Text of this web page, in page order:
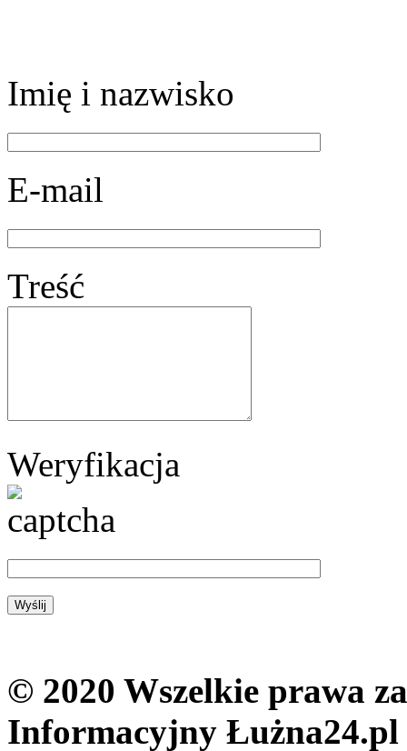
Imię i nazwisko
E-mail
Treść
Weryfikacja
© 2020 Wszelkie prawa
Informacyjny Łużna24.pl